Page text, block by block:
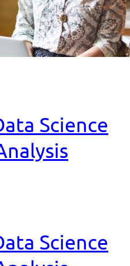
Science
Science